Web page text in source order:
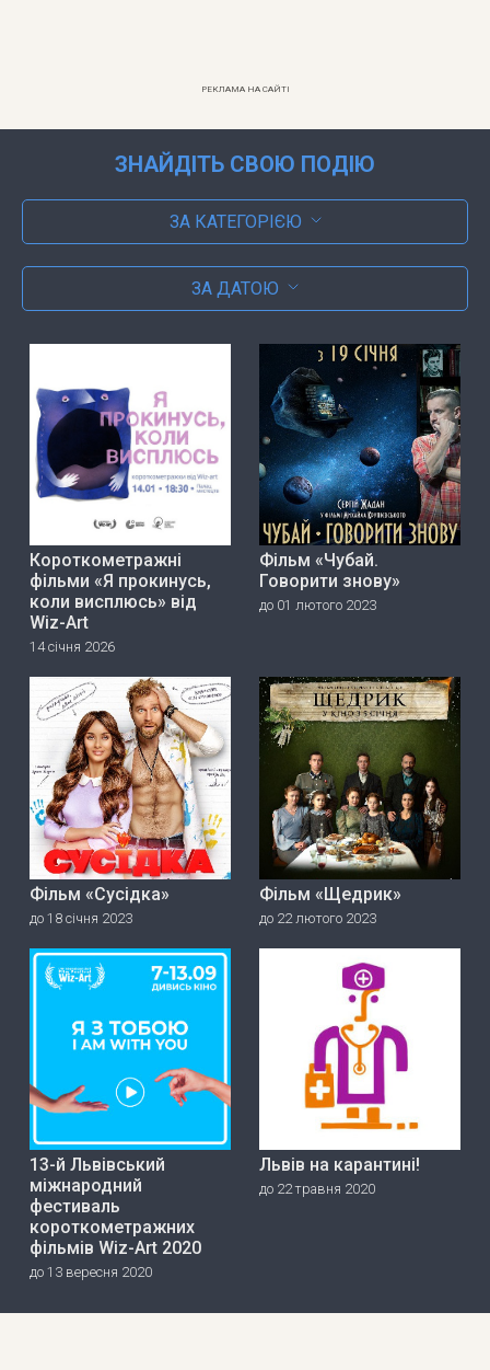
РЕКЛАМА НА САЙТІ
ЗНАЙДІТЬ СВОЮ ПОДІЮ
ЗА КАТЕГОРІЄЮ
ЗА ДАТОЮ
Короткометражні
фільми «Я прокинусь,
коли висплюсь» від
Wiz-Art
14 січня 2026
Фільм «Чубай.
Говорити знову»
до 01 лютого 2023
Фільм «Сусідка»
до 18 січня 2023
Фільм «Щедрик»
до 22 лютого 2023
13-й Львівський
міжнародний
фестиваль
короткометражних
фільмів Wiz-Art 2020
до 13 вересня 2020
Львів на карантині!
до 22 травня 2020